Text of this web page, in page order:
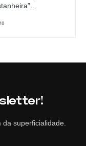
superficialidade.